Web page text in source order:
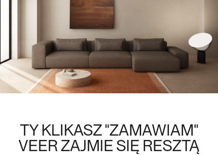
TY KLIKASZ "ZAMAWIAM"
VEER ZAJMIE SIĘ RESZTĄ